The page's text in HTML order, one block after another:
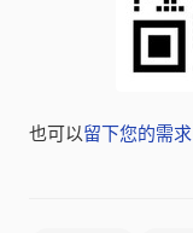
也可以留下您的需求